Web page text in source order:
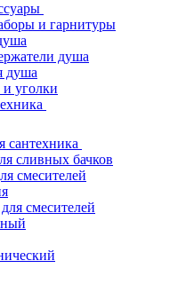
и гарнитуры
душа
душа
уголки
сантехника
сливных бачков
смесителей
смесителей